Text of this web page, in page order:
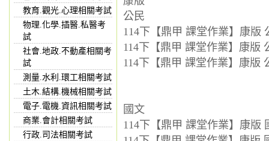
教育.觀光.心理相關考試
物理.化學.插醫.私醫考
試
社會.地政.不動產相關考
試
測量.水利.環工相關考試
土木.結構.機械相關考試
電子.電機.資訊相關考試
商業.會計相關考試
行政.司法相關考試
公民
114下【鼎甲 課堂作業】康版
114下【鼎甲 課堂作業】康版
114下【鼎甲 課堂作業】康版
國文
114下【鼎甲 課堂作業】康版